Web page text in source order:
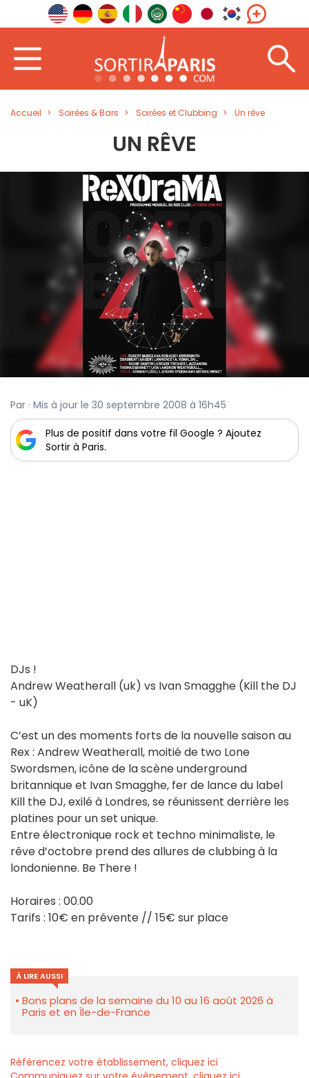
Accueil Soirées & Bars Soirées et Clubbing Un rêve
UN RÊVE
Par · Mis à jour le 30 septembre 2008 à 16h45
Plus de positif dans votre fil Google ? Ajoutez
Sortir à Paris.
DJs !
Andrew Weatherall (uk) vs Ivan Smagghe (Kill the DJ
- uK)
C’est un des moments forts de la nouvelle saison au
Rex : Andrew Weatherall, moitié de two Lone
Swordsmen, icône de la scène underground
britannique et Ivan Smagghe, fer de lance du label
Kill the DJ, exilé à Londres, se réunissent derrière les
platines pour un set unique.
Entre électronique rock et techno minimaliste, le
rêve d’octobre prend des allures de clubbing à la
londonienne. Be There !
Horaires : 00.00
Tarifs : 10€ en prévente // 15€ sur place
À LIRE AUSSI
Bons plans de la semaine du 10 au 16 août 2026 à
Paris et en Île-de-France
Référencez votre établissement, cliquez ici